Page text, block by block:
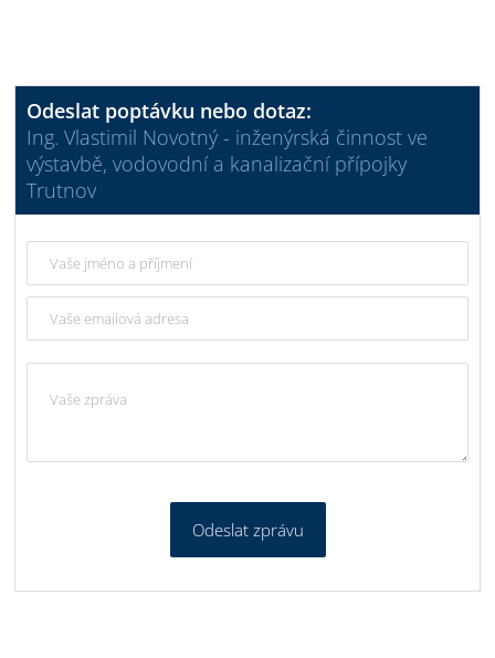
Odeslat poptávku nebo dotaz:
Ing. Vlastimil Novotný - inženýrská činnost ve
výstavbě, vodovodní a kanalizační přípojky
Trutnov
Odeslat zprávu